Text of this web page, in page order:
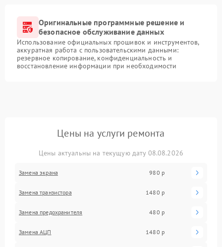
Оригинальные программные решение и
безопасное обслуживание данных
Использование официальных прошивок и инструментов,
аккуратная работа с пользовательскими данными:
резервное копирование, конфиденциальность и
восстановление информации при необходимости
Цены на услуги ремонта
Цены актуальны на текущую дату 08.08.2026
Замена экрана 980 р
Замена транзистора 1480 р
Замена предохранителя 480 р
Замена АЦП 1480 р